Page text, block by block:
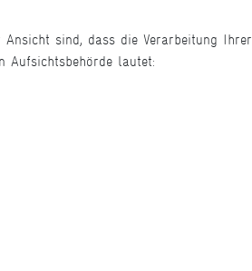
Ansicht sind, dass die Verarbeitung Ihrer
Aufsichtsbehörde lautet: